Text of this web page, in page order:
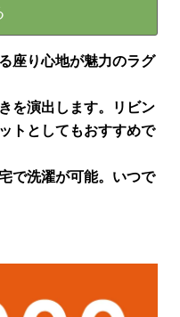
座り心地が魅力のラグ
を演出します。リビン
トとしてもおすすめで
で洗濯が可能。いつで